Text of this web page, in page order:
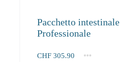
Pacchetto intestinale
Professionale
CHF 305.90
1+